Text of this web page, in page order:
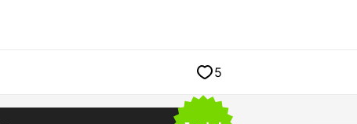
5